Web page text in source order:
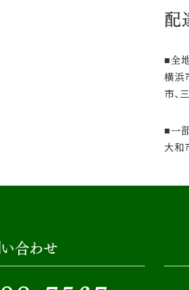
配
全
横浜
市、
一
大和
合わせ